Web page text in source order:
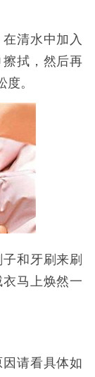
清水中加入
拭，然后再
。
和牙刷来刷
马上焕然一
请看具体如